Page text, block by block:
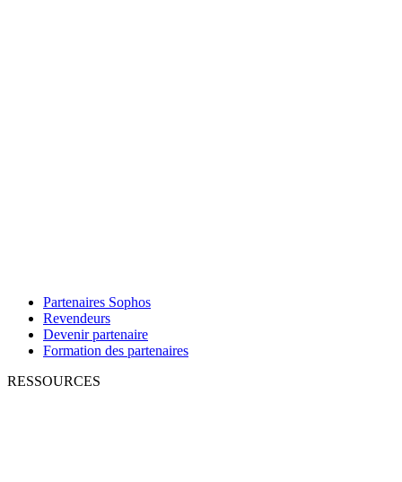
Partenaires Sophos
Revendeurs
Devenir partenaire
Formation des partenaires
RESSOURCES